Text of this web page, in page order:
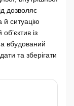
дозволяє
й ситуацію
із
а вбудований
та зберігати